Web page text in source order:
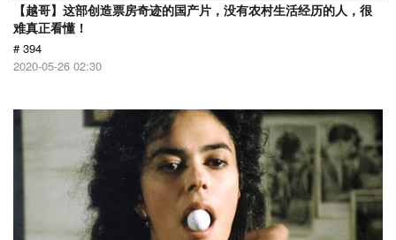
【越哥】这部创造票房奇迹的国产片，没有农村生活经历的人，很
难真正看懂！
# 394
2020-05-26 02:30